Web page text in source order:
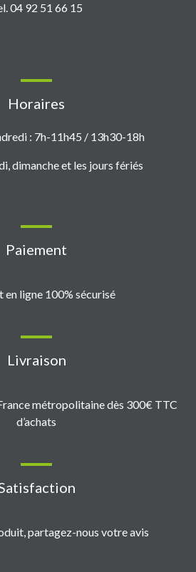
04 92 51 66 15
Horaires
: 7h-11h45 / 13h30-18h
dimanche et les jours fériés
Paiement
en ligne 100% sécurisé
Livraison
métropolitaine dès 300€ TTC
d’achats
partagez-nous votre avis